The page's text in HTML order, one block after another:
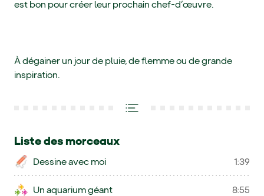
est bon pour créer leur prochain chef-d’œuvre.
À dégainer un jour de pluie, de flemme ou de grande
inspiration.
Liste des morceaux
Dessine avec moi 1:39
Un aquarium géant 8:55